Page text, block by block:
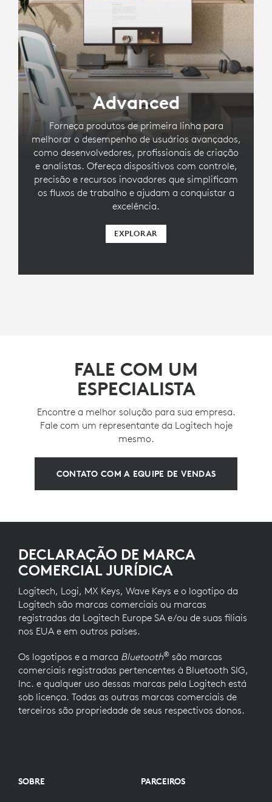
Advanced
Forneça produtos de primeira linha para
melhorar o desempenho de usuários avançados,
como desenvolvedores, profissionais de criação
e analistas. Ofereça dispositivos com controle,
precisão e recursos inovadores que simplificam
os fluxos de trabalho e ajudam a conquistar a
excelência.
EXPLORAR
FALE COM UM
ESPECIALISTA
Encontre a melhor solução para sua empresa.
Fale com um representante da Logitech hoje
mesmo.
CONTATO COM A EQUIPE DE VENDAS
DECLARAÇÃO DE MARCA
COMERCIAL JURÍDICA
Logitech, Logi, MX Keys, Wave Keys e o logotipo da
Logitech são marcas comerciais ou marcas
registradas da Logitech Europe SA e/ou de suas filiais
nos EUA e em outros países.
Os logotipos e a marca Bluetooth® são marcas
comerciais registradas pertencentes à Bluetooth SIG,
Inc. e qualquer uso dessas marcas pela Logitech está
sob licença. Todas as outras marcas comerciais de
terceiros são propriedade de seus respectivos donos.
SOBRE PARCEIROS